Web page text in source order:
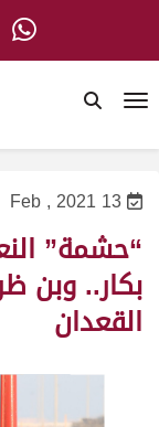
13 Feb , 2021
“حشمة”
بكار.. وبن
القعدان